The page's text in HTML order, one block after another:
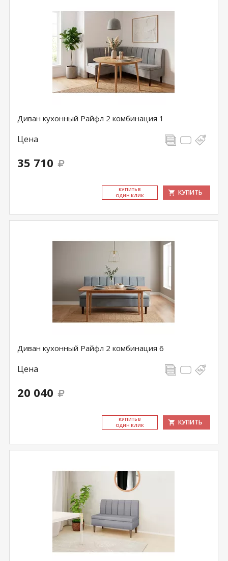
Диван кухонный Райфл 2 комбинация 1
Цена
35 710
КУ­ПИТЬ В
ОДИН КЛИК
КУПИТЬ
Диван кухонный Райфл 2 комбинация 6
Цена
20 040
КУ­ПИТЬ В
ОДИН КЛИК
КУПИТЬ